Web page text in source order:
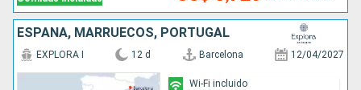
ESPAÑA, MARRUECOS, PORTUGAL
EXPLORA I 12 d Barcelona 12/04/2027
Wi-Fi incluido